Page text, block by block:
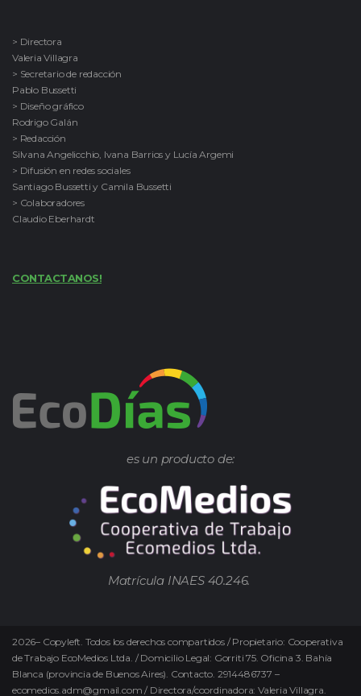
> Directora
Valeria Villagra
> Secretario de redacción
Pablo Bussetti
> Diseño gráfico
Rodrigo Galán
> Redacción
Silvana Angelicchio, Ivana Barrios y Lucía Argemi
> Difusión en redes sociales
Santiago Bussetti y Camila Bussetti
> Colaboradores
Claudio Eberhardt
CONTACTANOS!
es un producto de:
Matrícula INAES 40.246.
2026– Copyleft. Todos los derechos compartidos / Propietario: Cooperativa
de Trabajo EcoMedios Ltda. / Domicilio Legal: Gorriti 75. Oficina 3. Bahía
Blanca (provincia de Buenos Aires). Contacto. 2914486737 –
ecomedios.adm@gmail.com / Directora/coordinadora: Valeria Villagra.